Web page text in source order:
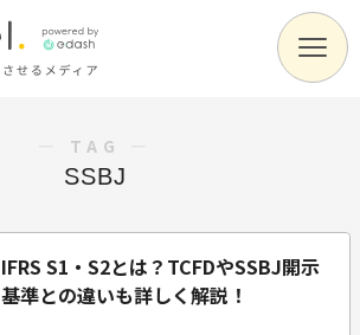
― TAG ―
SSBJ
IFRS S1・S2とは？TCFDやSSBJ開示
基準との違いも詳しく解説！